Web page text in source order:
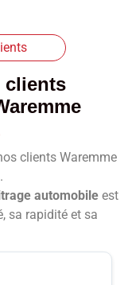
clients
clients Waremme
.
automobileest
sa rapidité et sa